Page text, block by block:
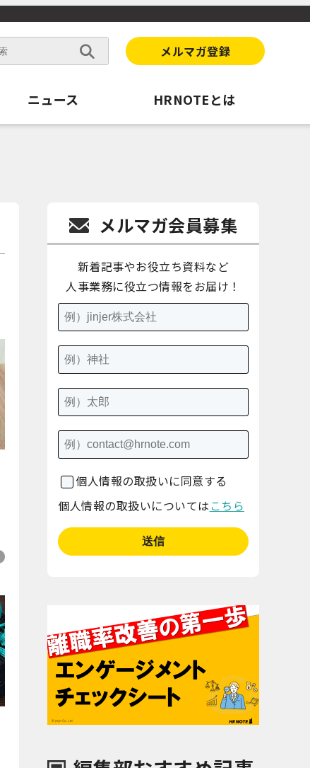
メルマガ登録
ニュース HRNOTEとは
メルマガ会員募集
新着記事やお役立ち資料など
人事業務に役立つ情報をお届け！
個人情報の取扱いに同意する
個人情報の取扱いについては こちら